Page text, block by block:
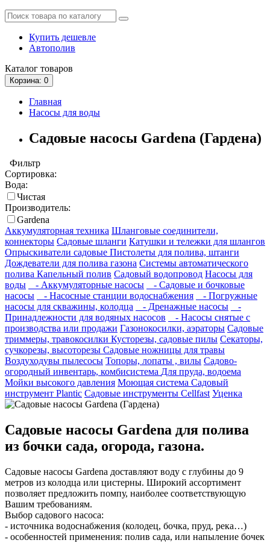
Купить дешевле
Автополив
Каталог товаров
Корзина: 0
Главная
Насосы для воды
Садовые насосы Gardena (Гардена)
Фильтр
Сортировка:
Вода:
Чистая
Производитель:
Gardena
Аккумуляторная техника Шланговые соединители,
коннекторы Садовые шланги Катушки и тележки для шлангов
Опрыскиватели садовые Пистолеты для полива, штанги
Дождеватели для полива газона Системы автоматического
полива Капельный полив Садовый водопровод Насосы для
воды
- Аккумуляторные насосы
- Садовые и бочковые
насосы
- Насосные станции водоснабжения
- Погружные
насосы для скважины, колодца
- Дренажные насосы
-
Принадлежности для водяных насосов
- Насосы снятые с
производства или продажи Газонокосилки, аэраторы Садовые
триммеры, травокосилки Кусторезы, садовые пилы Секаторы,
сучкорезы, высоторезы Садовые ножницы для травы
Воздуходувы пылесосы Топоры, лопаты , вилы Садово-
огородный инвентарь, комбисистема Для пруда, водоема
Мойки высокого давления Моющая система Садовый
инструмент Plantic Садовые инструменты Cellfast Уценка
Садовые насосы Gardena для полива
из бочки сада, огорода, газона.
Садовые насосы Gardena доставляют воду с глубины до 9
метров из колодца или цистерны. Широкий ассортимент
позволяет предложить помпу, наиболее соответствующую
Вашим требованиям.
Выбор садового насоса:
- источника водоснабжения (колодец, бочка, пруд, река…)
- особенностей применения: полив сада, или напыление бочек